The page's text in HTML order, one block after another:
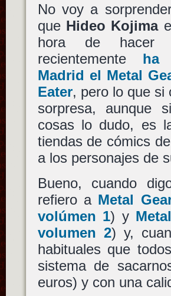
No voy a
que Hideo Kojima
hora de hacer
recientemente ha
Madrid el Metal
Eater, pero lo que si
sorpresa, aunque
cosas lo dudo, es
tiendas de cómics
a los personajes de
Bueno, cuando
refiero a Metal
volúmen 1) y
volumen 2) y,
habituales que
sistema de
euros) y con una